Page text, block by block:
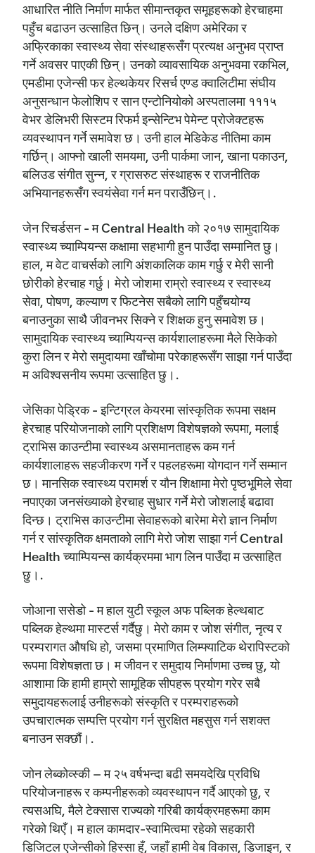
आधारित नीति निर्माण मार्फत सीमान्तकृत समूहहरूको हेरचाहमा
पहुँच बढाउन उत्साहित छिन्। उनले दक्षिण अमेरिका र
अफ्रिकाका स्वास्थ्य सेवा संस्थाहरूसँग प्रत्यक्ष अनुभव प्राप्त
गर्ने अवसर पाएकी छिन्। उनको व्यावसायिक अनुभवमा रकभिल,
एमडीमा एजेन्सी फर हेल्थकेयर रिसर्च एण्ड क्वालिटीमा संघीय
अनुसन्धान फेलोशिप र सान एन्टोनियोको अस्पतालमा १११५
वेभर डेलिभरी सिस्टम रिफर्म इन्सेन्टिभ पेमेन्ट प्रोजेक्टहरू
व्यवस्थापन गर्ने समावेश छ। उनी हाल मेडिकेड नीतिमा काम
गर्छिन्। आफ्नो खाली समयमा, उनी पार्कमा जान, खाना पकाउन,
बलिउड संगीत सुन्न, र ग्रासरुट संस्थाहरू र राजनीतिक
अभियानहरूसँग स्वयंसेवा गर्न मन पराउँछिन्।.
जेन रिचर्डसन - म Central Health को २०१७ सामुदायिक
स्वास्थ्य च्याम्पियन्स कक्षामा सहभागी हुन पाउँदा सम्मानित छु।
हाल, म वेट वाचर्सको लागि अंशकालिक काम गर्छु र मेरी सानी
छोरीको हेरचाह गर्छु। मेरो जोशमा राम्रो स्वास्थ्य र स्वास्थ्य
सेवा, पोषण, कल्याण र फिटनेस सबैको लागि पहुँचयोग्य
बनाउनुका साथै जीवनभर सिक्ने र शिक्षक हुनु समावेश छ।
सामुदायिक स्वास्थ्य च्याम्पियन्स कार्यशालाहरूमा मैले सिकेको
कुरा लिन र मेरो समुदायमा खाँचोमा परेकाहरूसँग साझा गर्न पाउँदा
म अविश्वसनीय रूपमा उत्साहित छु।.
जेसिका पेड्रिक - इन्टिग्रल केयरमा सांस्कृतिक रूपमा सक्षम
हेरचाह परियोजनाको लागि प्रशिक्षण विशेषज्ञको रूपमा, मलाई
ट्राभिस काउन्टीमा स्वास्थ्य असमानताहरू कम गर्न
कार्यशालाहरू सहजीकरण गर्ने र पहलहरूमा योगदान गर्ने सम्मान
छ। मानसिक स्वास्थ्य परामर्श र यौन शिक्षामा मेरो पृष्ठभूमिले सेवा
नपाएका जनसंख्याको हेरचाह सुधार गर्ने मेरो जोशलाई बढावा
दिन्छ। ट्राभिस काउन्टीमा सेवाहरूको बारेमा मेरो ज्ञान निर्माण
गर्न र सांस्कृतिक क्षमताको लागि मेरो जोश साझा गर्न Central
Health च्याम्पियन्स कार्यक्रममा भाग लिन पाउँदा म उत्साहित
छु।.
जोआना ससेडो - म हाल युटी स्कूल अफ पब्लिक हेल्थबाट
पब्लिक हेल्थमा मास्टर्स गर्दैछु। मेरो काम र जोश संगीत, नृत्य र
परम्परागत औषधि हो, जसमा प्रमाणित लिम्फ्याटिक थेरापिस्टको
रूपमा विशेषज्ञता छ। म जीवन र समुदाय निर्माणमा उच्च छु, यो
आशामा कि हामी हाम्रो सामूहिक सीपहरू प्रयोग गरेर सबै
समुदायहरूलाई उनीहरूको संस्कृति र परम्पराहरूको
उपचारात्मक सम्पत्ति प्रयोग गर्न सुरक्षित महसुस गर्न सशक्त
बनाउन सक्छौं।.
जोन लेब्कोव्स्की – म २५ वर्षभन्दा बढी समयदेखि प्रविधि
परियोजनाहरू र कम्पनीहरूको व्यवस्थापन गर्दै आएको छु, र
त्यसअघि, मैले टेक्सास राज्यको गरिबी कार्यक्रमहरूमा काम
गरेको थिएँ। म हाल कामदार-स्वामित्वमा रहेको सहकारी
डिजिटल एजेन्सीको हिस्सा हुँ, जहाँ हामी वेब विकास, डिजाइन, र